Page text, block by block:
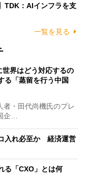
TDK：AIインフラを支
一覧を見る
界はどう対応するの
「蒸留を行う中国
・田代尚機氏のプレ
企…
入れ必至か 経済運営
る「CXO」とは何